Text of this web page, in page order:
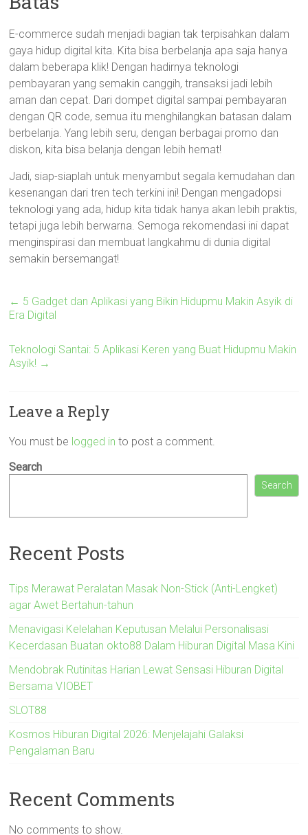
E-commerce sudah menjadi bagian tak terpisahkan dalam
gaya hidup digital kita. Kita bisa berbelanja apa saja hanya
dalam beberapa klik! Dengan hadirnya teknologi
pembayaran yang semakin canggih, transaksi jadi lebih
aman dan cepat. Dari dompet digital sampai pembayaran
dengan QR code, semua itu menghilangkan batasan dalam
berbelanja. Yang lebih seru, dengan berbagai promo dan
diskon, kita bisa belanja dengan lebih hemat!
Jadi, siap-siaplah untuk menyambut segala kemudahan dan
kesenangan dari tren tech terkini ini! Dengan mengadopsi
teknologi yang ada, hidup kita tidak hanya akan lebih praktis,
tetapi juga lebih berwarna. Semoga rekomendasi ini dapat
menginspirasi dan membuat langkahmu di dunia digital
semakin bersemangat!
← 5 Gadget dan Aplikasi yang Bikin Hidupmu Makin Asyik di
Era Digital
Teknologi Santai: 5 Aplikasi Keren yang Buat Hidupmu Makin
Asyik! →
Leave a Reply
You must be logged in to post a comment.
Search
Search
Recent Posts
Tips Merawat Peralatan Masak Non-Stick (Anti-Lengket)
agar Awet Bertahun-tahun
Menavigasi Kelelahan Keputusan Melalui Personalisasi
Kecerdasan Buatan okto88 Dalam Hiburan Digital Masa Kini
Mendobrak Rutinitas Harian Lewat Sensasi Hiburan Digital
Bersama VIOBET
SLOT88
Kosmos Hiburan Digital 2026: Menjelajahi Galaksi
Pengalaman Baru
Recent Comments
No comments to show.